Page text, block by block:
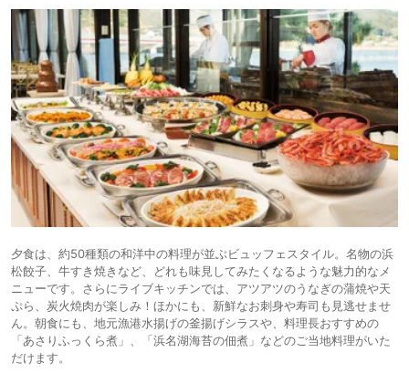
夕食は、約50種類の和洋中の料理が並ぶビュッフェスタイル。名物の浜
松餃子、牛すき焼きなど、どれも味見してみたくなるような魅力的なメ
ニューです。さらにライブキッチンでは、アツアツのうなぎの蒲焼や天
ぷら、炭火焼肉が楽しみ！ほかにも、新鮮なお刺身や寿司も見逃せませ
ん。朝食にも、地元漁港水揚げの釜揚げシラスや、料理長おすすめの
「あさりふっくら煮」、「浜名湖海苔の佃煮」などのご当地料理がいた
だけます。